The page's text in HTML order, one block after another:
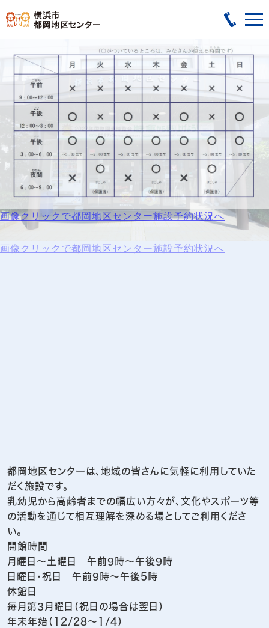
画像クリックで都岡地区センター施設予約状況へ
画像クリックで都岡地区センター施設予約状況へ
都岡地区センターは、地域の皆さんに気軽に利用していた
だく施設です。
乳幼児から高齢者までの幅広い方々が、文化やスポーツ等
の活動を通じて相互理解を深める場としてご利用くださ
い。
開館時間
月曜日～土曜日 午前9時～午後9時
日曜日・祝日 午前9時～午後5時
休館日
毎月第3月曜日（祝日の場合は翌日）
年末年始（12/28～1/4）